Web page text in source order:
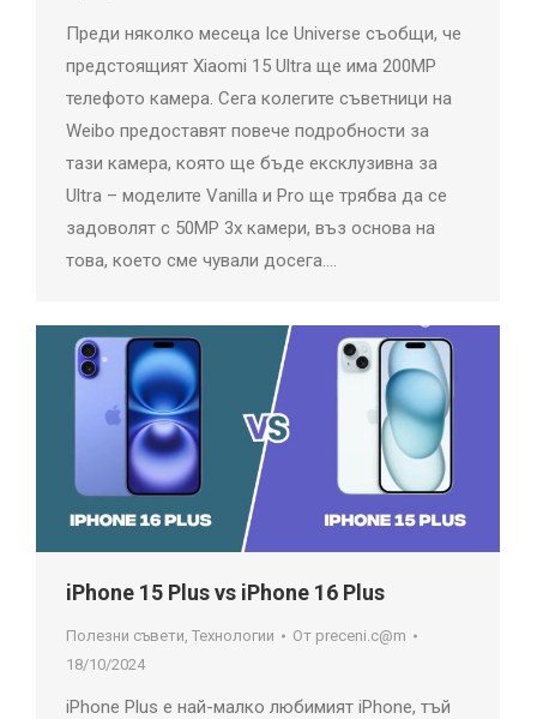
Преди няколко месеца Ice Universe съобщи, че
предстоящият Xiaomi 15 Ultra ще има 200MP
телефото камера. Сега колегите съветници на
Weibo предоставят повече подробности за
тази камера, която ще бъде ексклузивна за
Ultra – моделите Vanilla и Pro ще трябва да се
задоволят с 50MP 3x камери, въз основа на
това, което сме чували досега.…
iPhone 15 Plus vs iPhone 16 Plus
Полезни съвети Технологии От preceni.c@m
18/10/2024
iPhone Plus е най-малко любимият iPhone, тъй